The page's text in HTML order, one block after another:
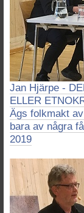
Jan Hjärpe -
ELLER
Ägs folkmakt
bara av några
2019